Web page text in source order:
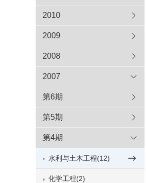
2010
2009
2008
2007
第6期
第5期
第4期
水利与土木工程(12)
化学工程(2)